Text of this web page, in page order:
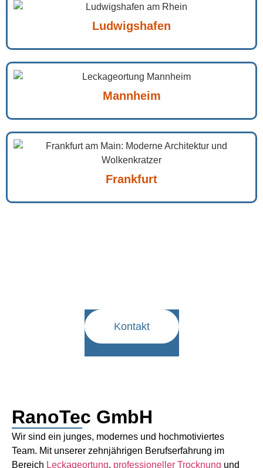
Ludwigshafen
Mannheim
Frankfurt
Kontakt
RanoTec GmbH
Wir sind ein junges, modernes und hochmotiviertes
Team. Mit unserer zehnjährigen Berufserfahrung im
Bereich Leckageortung, professioneller Trocknung und